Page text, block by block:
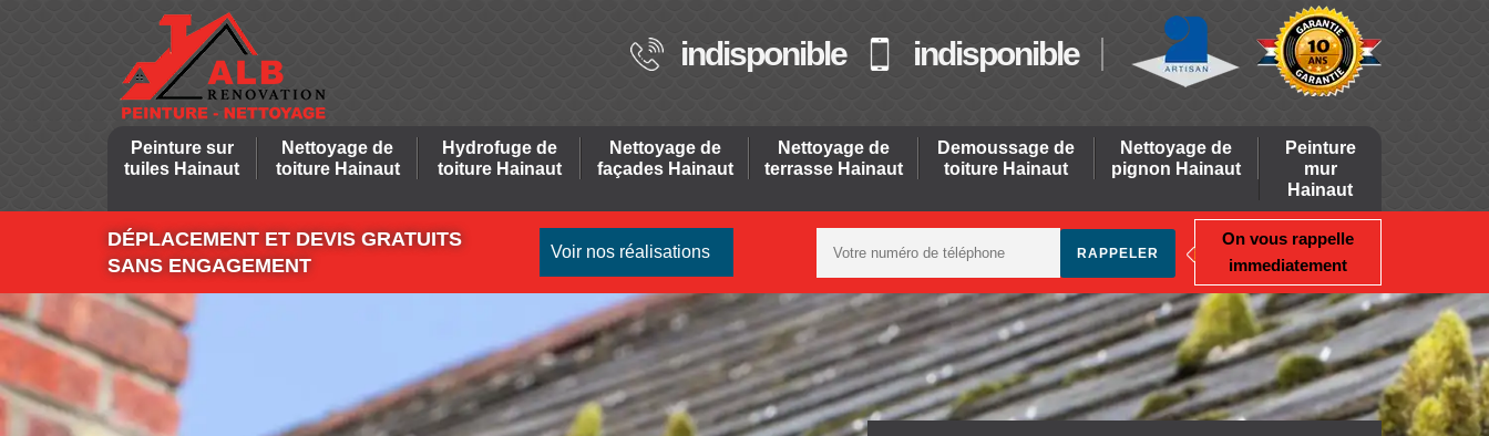
indisponible indisponible
Peinture sur
tuiles Hainaut
Nettoyage de
toiture Hainaut
Hydrofuge de
toiture Hainaut
Nettoyage de
façades Hainaut
Nettoyage de
terrasse Hainaut
Demoussage de
toiture Hainaut
Nettoyage de
pignon Hainaut
Peinture
mur
Hainaut
DÉPLACEMENT ET DEVIS GRATUITS
SANS ENGAGEMENT
Voir nos réalisations
On vous rappelle
immediatement